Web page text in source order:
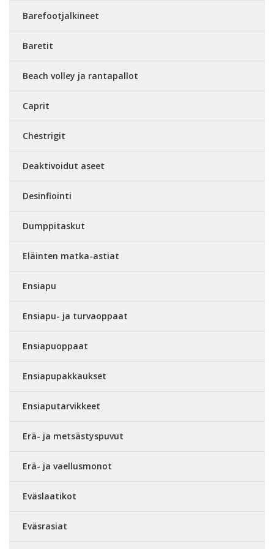
Barefootjalkineet
Baretit
Beach volley ja rantapallot
Caprit
Chestrigit
Deaktivoidut aseet
Desinfiointi
Dumppitaskut
Eläinten matka-astiat
Ensiapu
Ensiapu- ja turvaoppaat
Ensiapuoppaat
Ensiapupakkaukset
Ensiaputarvikkeet
Erä- ja metsästyspuvut
Erä- ja vaellusmonot
Eväslaatikot
Eväsrasiat